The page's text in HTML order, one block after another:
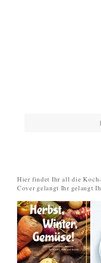
Hier findet Ihr all die
Cover gelangt Ihr gelangt